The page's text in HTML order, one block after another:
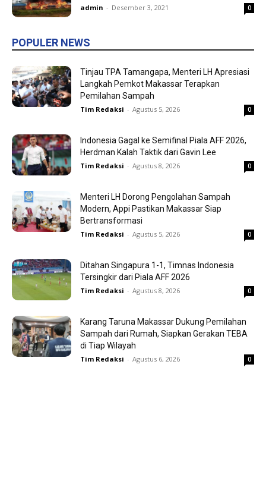
admin - Desember 3, 2021 0
POPULER NEWS
Tinjau TPA Tamangapa, Menteri LH Apresiasi
Langkah Pemkot Makassar Terapkan
Pemilahan Sampah
Tim Redaksi - Agustus 5, 2026 0
Indonesia Gagal ke Semifinal Piala AFF 2026,
Herdman Kalah Taktik dari Gavin Lee
Tim Redaksi - Agustus 8, 2026 0
Menteri LH Dorong Pengolahan Sampah
Modern, Appi Pastikan Makassar Siap
Bertransformasi
Tim Redaksi - Agustus 5, 2026 0
Ditahan Singapura 1-1, Timnas Indonesia
Tersingkir dari Piala AFF 2026
Tim Redaksi - Agustus 8, 2026 0
Karang Taruna Makassar Dukung Pemilahan
Sampah dari Rumah, Siapkan Gerakan TEBA
di Tiap Wilayah
Tim Redaksi - Agustus 6, 2026 0